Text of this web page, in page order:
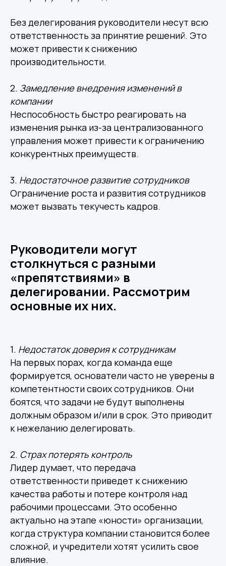
Без делегирования руководители несут всю
ответственность за принятие решений. Это
может привести к снижению
производительности.
2. Замедление внедрения изменений в
компании
Неспособность быстро реагировать на
изменения рынка из-за централизованного
управления может привести к ограничению
конкурентных преимуществ.
3. Недостаточное развитие сотрудников
Ограничение роста и развития сотрудников
может вызвать текучесть кадров.
Руководители могут
столкнуться с разными
«препятствиями» в
делегировании. Рассмотрим
основные их них.
1. Недостаток доверия к сотрудникам
На первых порах, когда команда еще
формируется, основатели часто не уверены в
компетентности своих сотрудников. Они
боятся, что задачи не будут выполнены
должным образом и/или в срок. Это приводит
к нежеланию делегировать.
2. Страх потерять контроль
Лидер думает, что передача
ответственности приведет к снижению
качества работы и потере контроля над
рабочими процессами. Это особенно
актуально на этапе «юности» организации,
когда структура компании становится более
сложной, и учредители хотят усилить свое
влияние.